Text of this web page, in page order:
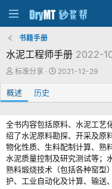
书籍手册
水泥工程师手册 2022-
作
标准分享
创
期
2021-12-29
概述 历史
全书内容包括原料、水泥工艺
绍了水泥原料勘探、开采及原
物化性质、生料配制计算、熟
水泥质量控制及研究测试等；
熟料煅烧技术（包括各种窑型
护、工业自动化及计算、输送